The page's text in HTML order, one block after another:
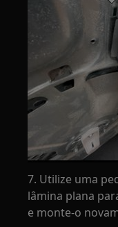
7. Utilize uma
lâmina plana
e monte-o